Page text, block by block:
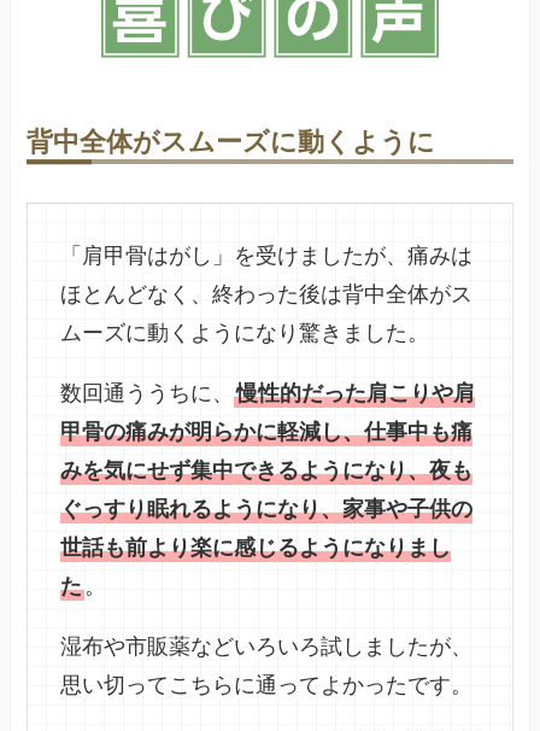
背中全体がスムーズに動くように
「肩甲骨はがし」を受けましたが、痛みは
ほとんどなく、終わった後は背中全体がス
ムーズに動くようになり驚きました。
数回通ううちに、慢性的だった肩こりや肩
甲骨の痛みが明らかに軽減し、仕事中も痛
みを気にせず集中できるようになり、夜も
ぐっすり眠れるようになり、家事や子供の
世話も前より楽に感じるようになりまし
た。
湿布や市販薬などいろいろ試しましたが、
思い切ってこちらに通ってよかったです。